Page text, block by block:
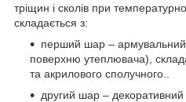
тріщин і сколів при
складається з:
перший шар –
поверхню утеплювача),
та акрилового сполучного..
другий шар –